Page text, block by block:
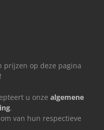
op deze pagina
u onze algemene
.
van hun respectieve